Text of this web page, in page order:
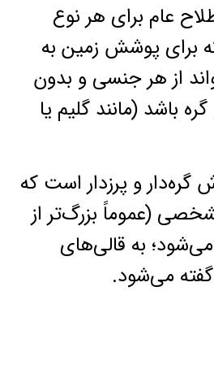
عام برای هر نوع
برای پوشش زمین به
از هر جنسی و بدون
باشد (مانند گلیم یا
گره‌دار و پرزدار است که
(عموماً بزرگ‌تر از
می‌شود؛ به قالی‌های
می‌شود.